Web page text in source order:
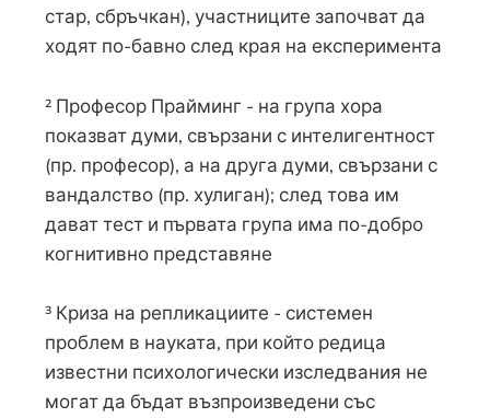
стар, сбръчкан), участниците започват да
ходят по-бавно след края на експеримента
² Професор Прайминг - на група хора
показват думи, свързани с интелигентност
(пр. професор), а на друга думи, свързани с
вандалство (пр. хулиган); след това им
дават тест и първата група има по-добро
когнитивно представяне
³ Криза на репликациите - системен
проблем в науката, при който редица
известни психологически изследвания не
могат да бъдат възпроизведени със